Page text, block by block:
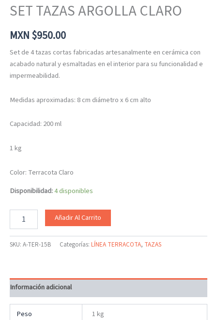
SET TAZAS ARGOLLA CLARO
MXN $950.00
Set de 4 tazas cortas fabricadas artesanalmente en cerámica con
acabado natural y esmaltadas en el interior para su funcionalidad e
impermeabilidad.
Medidas aproximadas: 8 cm diámetro x 6 cm alto
Capacidad: 200 ml
1 kg
Color: Terracota Claro
Disponibilidad:4 disponibles
Añadir Al Carrito
SKU: A-TER-15B Categorías: LÍNEA TERRACOTA, TAZAS
Información adicional
Peso
1 kg